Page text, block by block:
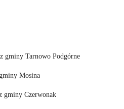
gminy Tarnowo Podgórne
Mosina
gminy Czerwonak